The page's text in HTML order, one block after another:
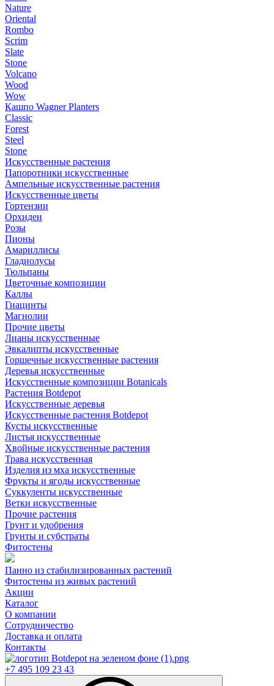
Nature
Oriental
Rombo
Scrim
Slate
Stone
Volcano
Wood
Wow
Кашпо Wagner Planters
Classic
Forest
Steel
Stone
Искусственные растения
Папоротники искусственные
Ампельные искусственные растения
Искусственные цветы
Гортензии
Орхидеи
Розы
Пионы
Амариллисы
Гладиолусы
Тюльпаны
Цветочные композиции
Каллы
Гиацинты
Магнолии
Прочие цветы
Лианы искусственные
Эвкалипты искусственные
Горшечные искусственные растения
Деревья искусственные
Искусственные композиции Botanicals
Растения Botdepot
Искусственные деревья
Искусственные растения Botdepot
Кусты искусственные
Листья искусственные
Хвойные искусственные растения
Трава искусственная
Изделия из мха искусственные
Фрукты и ягоды искусственные
Суккуленты искусственные
Ветки искусственные
Прочие растения
Грунт и удобрения
Грунты и субстраты
Фитостены
Панно из стабилизированных растений
Фитостены из живых растений
Акции
Каталог
О компании
Сотрудничество
Доставка и оплата
Контакты
+7 495 109 23 43